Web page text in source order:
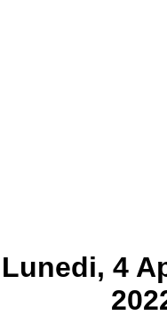
Lunedi, 4